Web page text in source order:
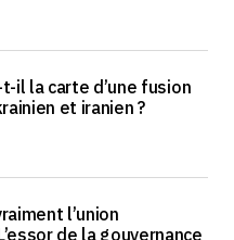
il la carte d’une fusion
et iranien ?
l’union
de la gouvernance